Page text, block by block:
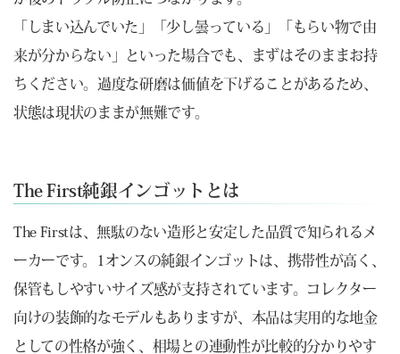
「しまい込んでいた」「少し曇っている」「もらい物で由
来が分からない」といった場合でも、まずはそのままお持
ちください。過度な研磨は価値を下げることがあるため、
状態は現状のままが無難です。
The First純銀インゴットとは
The Firstは、無駄のない造形と安定した品質で知られるメ
ーカーです。1オンスの純銀インゴットは、携帯性が高く、
保管もしやすいサイズ感が支持されています。コレクター
向けの装飾的なモデルもありますが、本品は実用的な地金
としての性格が強く、相場との連動性が比較的分かりやす